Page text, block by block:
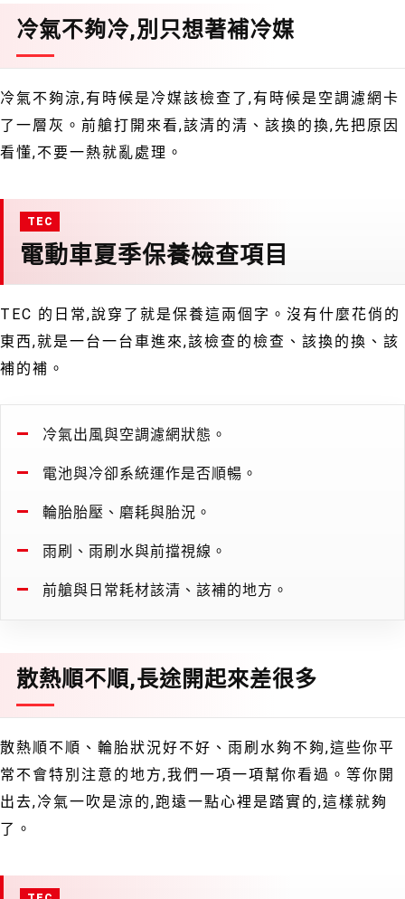
冷氣不夠冷,別只想著補冷媒
冷氣不夠涼,有時候是冷媒該檢查了,有時候是空調濾網卡
了一層灰。前艙打開來看,該清的清、該換的換,先把原因
看懂,不要一熱就亂處理。
電動車夏季保養檢查項目
TEC 的日常,說穿了就是保養這兩個字。沒有什麼花俏的
東西,就是一台一台車進來,該檢查的檢查、該換的換、該
補的補。
冷氣出風與空調濾網狀態。
電池與冷卻系統運作是否順暢。
輪胎胎壓、磨耗與胎況。
雨刷、雨刷水與前擋視線。
前艙與日常耗材該清、該補的地方。
散熱順不順,長途開起來差很多
散熱順不順、輪胎狀況好不好、雨刷水夠不夠,這些你平
常不會特別注意的地方,我們一項一項幫你看過。等你開
出去,冷氣一吹是涼的,跑遠一點心裡是踏實的,這樣就夠
了。